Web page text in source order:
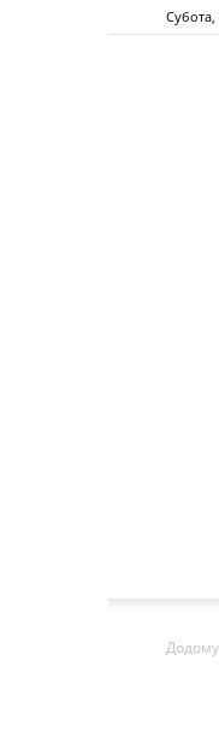
Субота,
Додому